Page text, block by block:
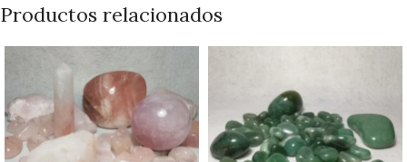
Productos relacionados